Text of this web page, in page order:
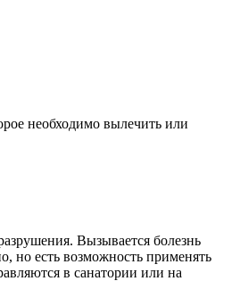
необходимо вылечить или
Вызывается болезнь
но есть возможность применять
в санатории или на